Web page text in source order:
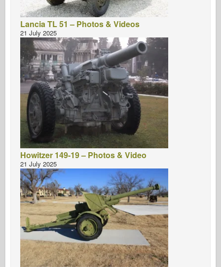
Lancia TL 51 – Photos & Videos
21 July 2025
Howitzer 149-19 – Photos & Video
21 July 2025